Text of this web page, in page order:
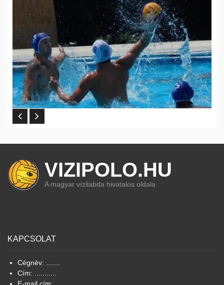
VIZIPOLO.HU
A magyar vízilabda hivatalos oldala
KAPCSOLAT
Cégnév: .......
Cím: ...........